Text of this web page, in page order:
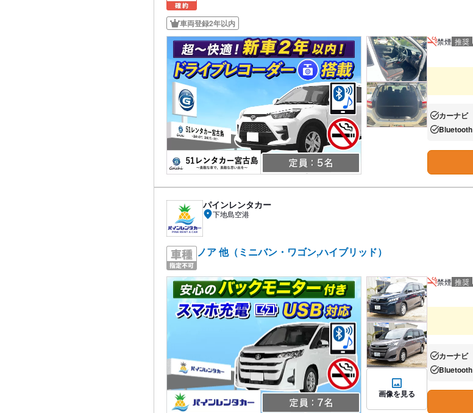
車両登録2年以内
禁煙 推奨
あり:カーナビ
あり:Bluetooth
パインレンタカー
下地島空港
ノア 他（ミニバン・ワゴン,ハイブリッド）
画像を見る
禁煙 推奨
あり:カーナビ
あり:Bluetooth